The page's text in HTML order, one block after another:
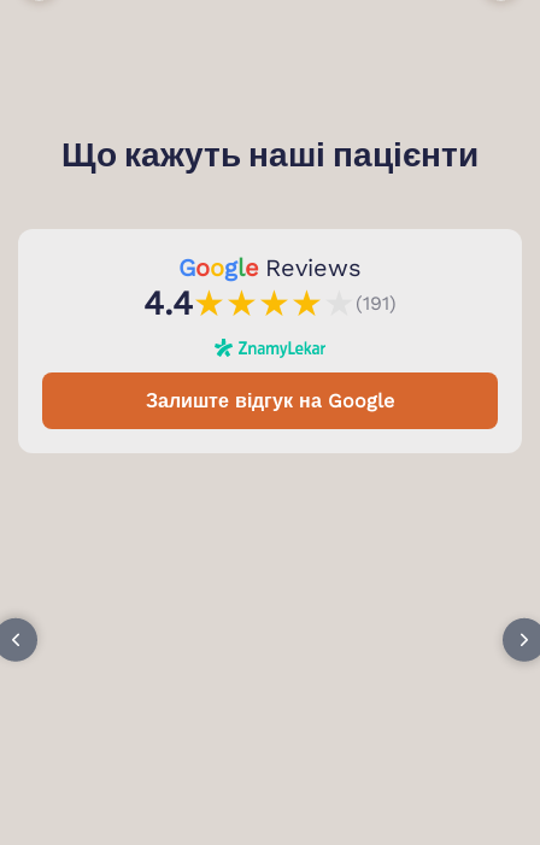
Що кажуть наші пацієнти
Google Reviews
4.4★★★★ (191)
Залиште відгук на Google